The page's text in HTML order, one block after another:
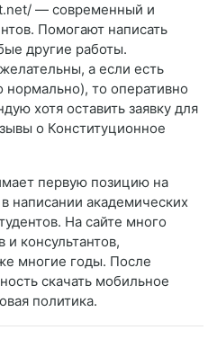
— современный и
Помогают написать
другие работы.
а если есть
нормально), то оперативно
хотя оставить заявку для
о Конституционное
первую позицию на
написании академических
На сайте много
консультантов,
многие годы. После
скачать мобильное
политика.